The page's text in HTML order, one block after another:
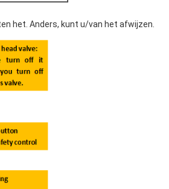
het. Anders, kunt u/van het afwijzen.